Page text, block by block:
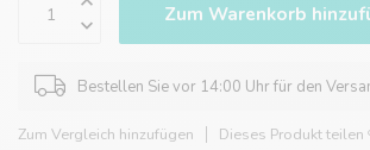
Zum Warenkorb
Bestellen Sie vor 14:00 Uhr für den
Zum Vergleich hinzufügen Dieses Produkt teilen